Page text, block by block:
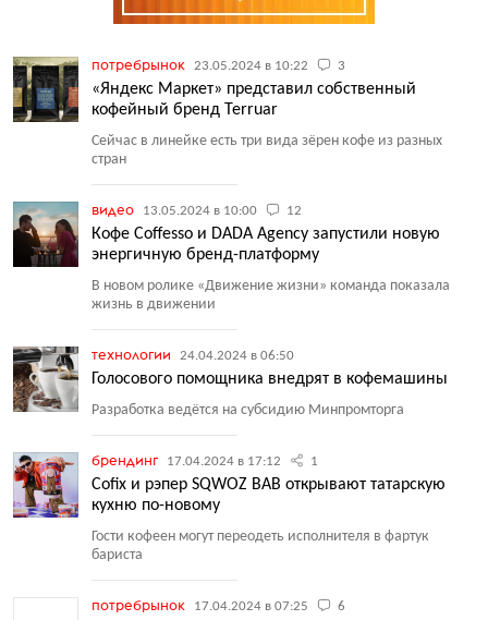
потребрынок 23.05.2024 в 10:22 3
«Яндекс Маркет» представил собственный
кофейный бренд Terruar
Сейчас в линейке есть три вида зёрен кофе из разных
стран
видео 13.05.2024 в 10:00 12
Кофе Coffesso и DADA Agency запустили новую
энергичную бренд-платформу
В новом ролике «Движение жизни» команда показала
жизнь в движении
технологии 24.04.2024 в 06:50
Голосового помощника внедрят в кофемашины
Разработка ведётся на субсидию Минпромторга
брендинг 17.04.2024 в 17:12 1
Cofix и рэпер SQWOZ BAB открывают татарскую
кухню по-новому
Гости кофеен могут переодеть исполнителя в фартук
бариста
потребрынок 17.04.2024 в 07:25 6